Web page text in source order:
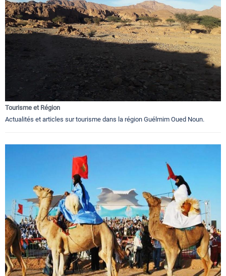
Tourisme et Région
Actualités et articles sur tourisme dans la région Guélmim Oued Noun.